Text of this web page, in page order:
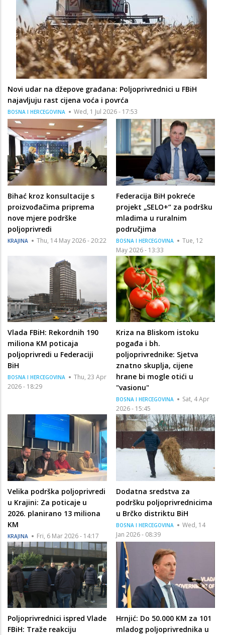
Novi udar na džepove građana: Poljoprivrednici u FBiH
najavljuju rast cijena voća i povrća
BOSNA I HERCEGOVINA Wed, 1 Jul 2026 - 17:53
Bihać kroz konsultacije s
proizvođačima priprema
nove mjere podrške
poljoprivredi
KRAJINA Thu, 14 May 2026 - 20:22
Federacija BiH pokreće
projekt „SELO+“ za podršku
mladima u ruralnim
područjima
BOSNA I HERCEGOVINA
Tue, 12
May 2026 - 13:33
Vlada FBiH: Rekordnih 190
miliona KM poticaja
poljoprivredi u Federaciji
BiH
BOSNA I HERCEGOVINA
Thu, 23 Apr
2026 - 18:29
Kriza na Bliskom istoku
pogađa i bh.
poljoprivrednike: Sjetva
znatno skuplja, cijene
hrane bi mogle otići u
"vasionu"
BOSNA I HERCEGOVINA
Sat, 4 Apr
2026 - 15:45
Velika podrška poljoprivredi
u Krajini: Za poticaje u
2026. planirano 13 miliona
KM
KRAJINA Fri, 6 Mar 2026 - 14:17
Dodatna sredstva za
podršku poljoprivrednicima
u Brčko distriktu BiH
BOSNA I HERCEGOVINA
Wed, 14
Jan 2026 - 08:39
Poljoprivrednici ispred Vlade
FBiH: Traže reakciju
Hrnjić: Do 50.000 KM za 101
mladog poljoprivrednika u